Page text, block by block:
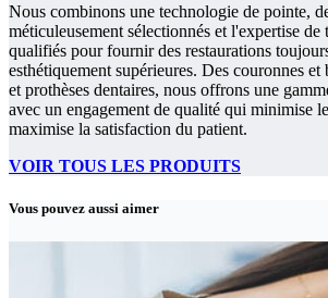
Nous combinons une technologie de pointe,
méticuleusement sélectionnés et l'expertise de
qualifiés pour fournir des restaurations
esthétiquement supérieures. Des couronnes
et prothèses dentaires, nous offrons une
avec un engagement de qualité qui minimise
maximise la satisfaction du patient.
VOIR TOUS LES PRODUITS
Vous pouvez aussi aimer